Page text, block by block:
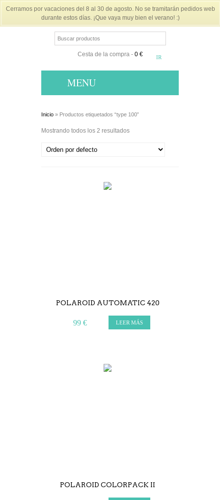
Cesta de la compra- 0 €
MENU
Inicio » Productos etiquetados “type 100”
Mostrando todos los 2 resultados
POLAROID AUTOMATIC 420
99 € LEER MÁS
POLAROID COLORPACK II
Cerramos por vacaciones del 8 al 30 de agosto. No se tramitarán pedidos web
durante estos días. ¡Que vaya muy bien el verano! :)